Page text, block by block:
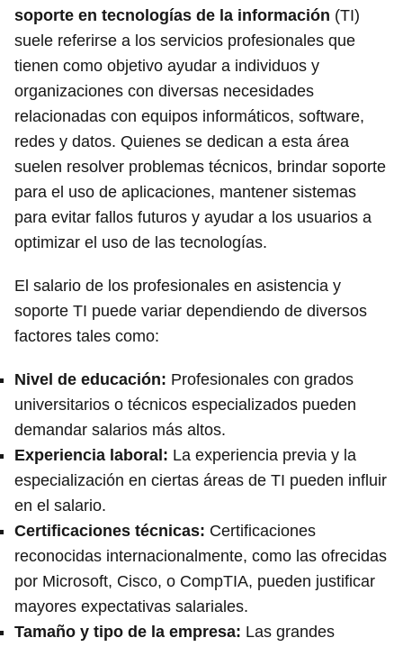
soporte en tecnologías de la información (TI)
suele referirse a los servicios profesionales que
tienen como objetivo ayudar a individuos y
organizaciones con diversas necesidades
relacionadas con equipos informáticos, software,
redes y datos. Quienes se dedican a esta área
suelen resolver problemas técnicos, brindar soporte
para el uso de aplicaciones, mantener sistemas
para evitar fallos futuros y ayudar a los usuarios a
optimizar el uso de las tecnologías.
El salario de los profesionales en asistencia y
soporte TI puede variar dependiendo de diversos
factores tales como:
Nivel de educación: Profesionales con grados
universitarios o técnicos especializados pueden
demandar salarios más altos.
Experiencia laboral: La experiencia previa y la
especialización en ciertas áreas de TI pueden influir
en el salario.
Certificaciones técnicas: Certificaciones
reconocidas internacionalmente, como las ofrecidas
por Microsoft, Cisco, o CompTIA, pueden justificar
mayores expectativas salariales.
Tamaño y tipo de la empresa: Las grandes